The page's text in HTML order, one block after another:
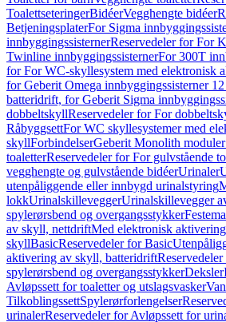
ToalettseteringerBidéerVegghengte bidéer
BetjeningsplaterFor Sigma
innbyggingssisternerReservedeler for For
Twinline innbyggingssisternerFor 300T
for For WC-skyllesystem med elektronisk
for Geberit Omega innbyggingssisterner
batteridrift, for Geberit Sigma
dobbeltskyllReservedeler for For
RåbyggsettFor WC skyllesystemer med
skyllForbindelserGeberit Monolith moduler
toaletterReservedeler for For gulvstående
vegghengte og gulvstående bidéerUrinaler
utenpåliggende eller innbygd urinalstyring
lokkUrinalskilleveggerUrinalskillevegger
spylerørsbend og overgangsstykker
av skyll, nettdriftMed elektronisk
skyllBasicReservedeler for Basic
aktivering av skyll, batteridrift
spylerørsbend og overgangsstykkerDeksler
Avløpssett for toaletter og utslagsvasker
TilkoblingssettSpylerørforlengelser
urinalerReservedeler for Avløpssett for